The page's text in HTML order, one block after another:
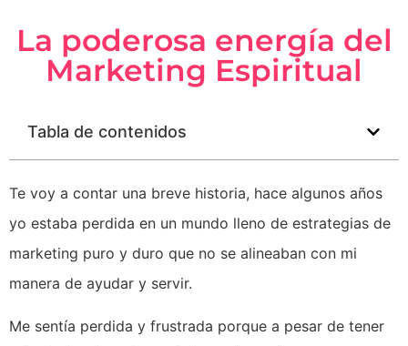
La poderosa energía del
Marketing Espiritual
Tabla de contenidos
Te voy a contar una breve historia, hace algunos años
yo estaba perdida en un mundo lleno de estrategias de
marketing puro y duro que no se alineaban con mi
manera de ayudar y servir.
Me sentía perdida y frustrada porque a pesar de tener